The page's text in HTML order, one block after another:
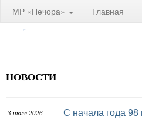
МР «Печора» Главная
НОВОСТИ
3 июля 2026
С начала года 98 ветеранов СВО региона